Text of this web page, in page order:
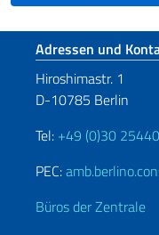
Adressen und
Hiroshimastr. 1
D-10785 Berlin
Tel: +49 (0)30
PEC:
Büros der Zentrale